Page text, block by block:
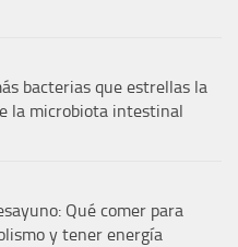
bacterias que estrellas la
la microbiota intestinal
Qué comer para
y tener energía